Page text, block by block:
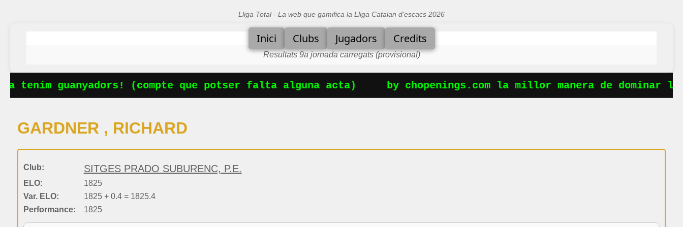
Lliga Total - La web que gamifica la Lliga Catalan d'escacs 2026
Inici Clubs Jugadors Credits
Resultats 9a jornada carregats (provisional)
tenim guanyadors! (compte que potser falta alguna acta) by chopenings.com la millor manera de dominar
GARDNER , RICHARD
Club: SITGES PRADO SUBURENC, P.E.
ELO:
1825
Var. ELO:
1825 + 0.4 = 1825.4
Performance:
1825